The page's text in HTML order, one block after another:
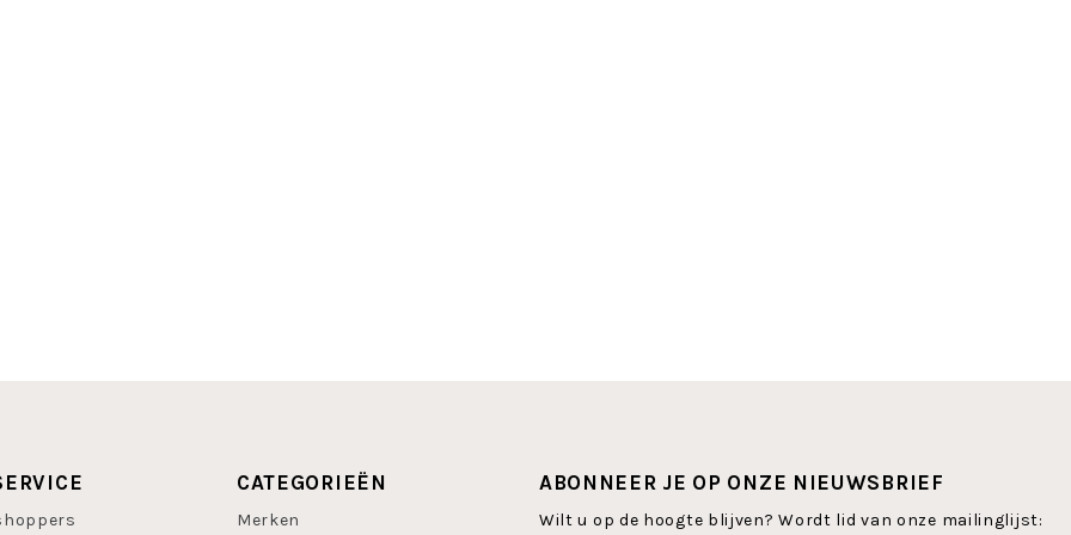
CATEGORIEËN
Merken
ABONNEER JE OP ONZE NIEUWSBRIEF
Wilt u op de hoogte blijven? Wordt lid van onze mailinglijst: